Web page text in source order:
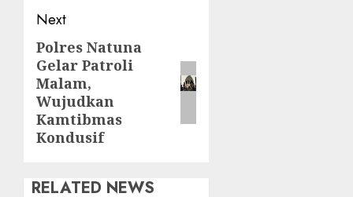
Next
Next
post:
Polres Natuna
Gelar Patroli
Malam,
Wujudkan
Kamtibmas
Kondusif
RELATED NEWS